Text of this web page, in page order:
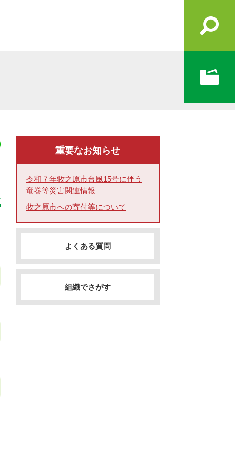
重要なお知らせ
令和７年牧之原市台風15号に伴う
竜巻等災害関連情報
牧之原市への寄付等について
よくある質問
組織でさがす